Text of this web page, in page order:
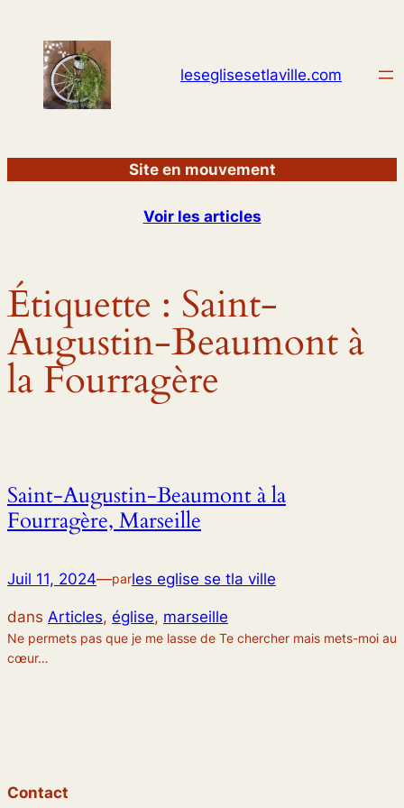
contenu
leseglisesetlaville.com
Site en mouvement
Voir les articles
Étiquette : Saint-
Augustin-Beaumont à
la Fourragère
Saint-Augustin-Beaumont à la
Fourragère, Marseille
Juil 11, 2024—parles eglise se tla ville
dans Articles, église, marseille
Ne permets pas que je me lasse de Te chercher mais mets-moi au
cœur…
Contact